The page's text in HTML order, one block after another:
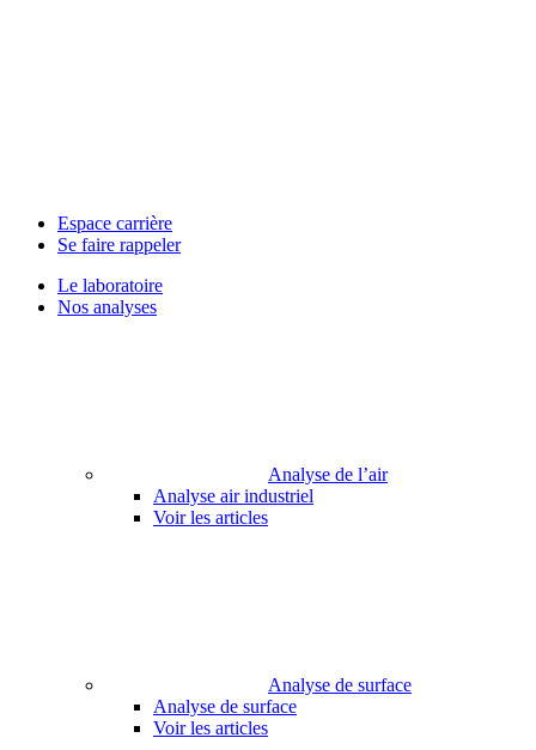
Espace carrière
Se faire rappeler
Le laboratoire
Nos analyses
Analyse de l’air
Analyse air industriel
Voir les articles
Analyse de surface
Analyse de surface
Voir les articles